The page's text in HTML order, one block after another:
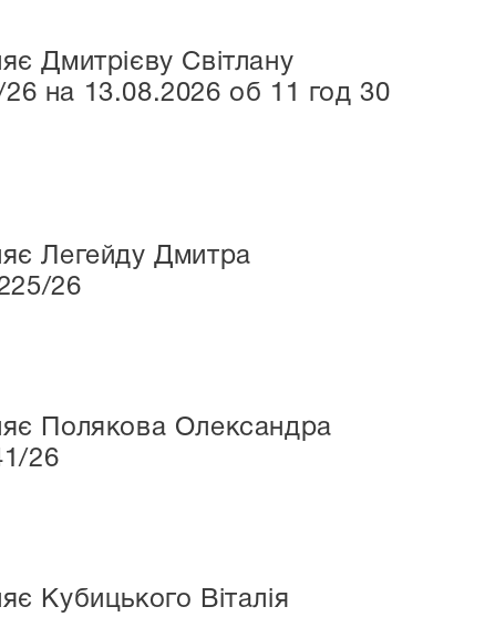
Дмитрієву Світлану
на 13.08.2026 об 11 год 30
Легейду Дмитра
26
Полякова Олександра
26
Кубицького Віталія